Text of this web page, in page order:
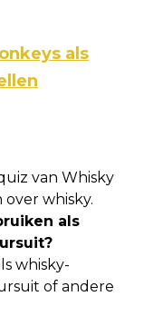
als
van Whisky
whisky.
als
whisky-
of andere